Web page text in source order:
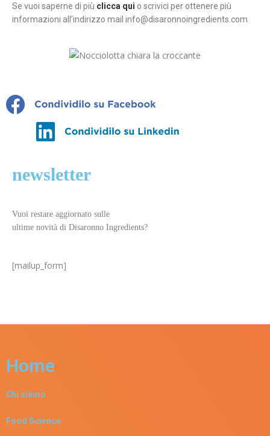
Se vuoi saperne di più clicca qui o scrivici per ottenere più
informazioni all’indirizzo mail info@disaronnoingredients.com
newsletter
Vuoi restare aggiornato sulle
ultime novità di Disaronno Ingredients?
[mailup_form]
Home
Chi siamo
Food Science